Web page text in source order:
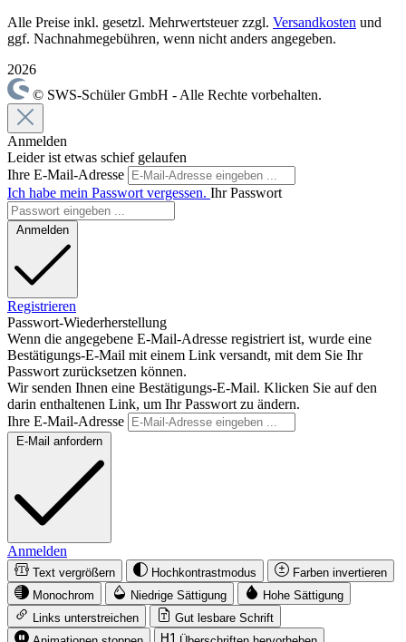
Alle Preise inkl. gesetzl. Mehrwertsteuer zzgl. Versandkosten und
ggf. Nachnahmegebühren, wenn nicht anders angegeben.
2026
© SWS-Schüler GmbH - Alle Rechte vorbehalten.
Anmelden
Leider ist etwas schief gelaufen
Ihre E-Mail-Adresse
Ich habe mein Passwort vergessen. Ihr Passwort
Anmelden
Registrieren
Passwort-Wiederherstellung
Wenn die angegebene E-Mail-Adresse registriert ist, wurde eine
Bestätigungs-E-Mail mit einem Link versandt, mit dem Sie Ihr
Passwort zurücksetzen können.
Wir senden Ihnen eine Bestätigungs-E-Mail. Klicken Sie auf den
darin enthaltenen Link, um Ihr Passwort zu ändern.
Ihre E-Mail-Adresse
E-Mail anfordern
Anmelden
Text vergrößern Hochkontrastmodus
Farben invertieren
Monochrom
Niedrige Sättigung
Hohe Sättigung
Links unterstreichen
Gut lesbare Schrift